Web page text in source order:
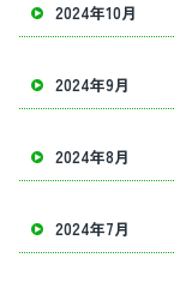
2024年10月
2024年9月
2024年8月
2024年7月